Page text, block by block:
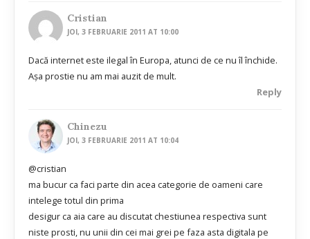
Cristian
JOI, 3 FEBRUARIE 2011 AT 10:00
Dacă internet este ilegal în Europa, atunci de ce nu îl închide.
Așa prostie nu am mai auzit de mult.
Reply
Chinezu
JOI, 3 FEBRUARIE 2011 AT 10:04
@cristian
ma bucur ca faci parte din acea categorie de oameni care
intelege totul din prima
desigur ca aia care au discutat chestiunea respectiva sunt
niste prosti, nu unii din cei mai grei pe faza asta digitala pe